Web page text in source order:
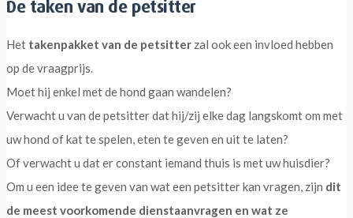
De taken van de petsitter
Het takenpakket van de petsitter zal ook een invloed hebben
op de vraagprijs.
Moet hij enkel met de hond gaan wandelen?
Verwacht u van de petsitter dat hij/zij elke dag langskomt om met
uw hond of kat te spelen, eten te geven en uit te laten?
Of verwacht u dat er constant iemand thuis is met uw huisdier?
Om u een idee te geven van wat een petsitter kan vragen, zijn dit
de meest voorkomende dienstaanvragen en wat ze